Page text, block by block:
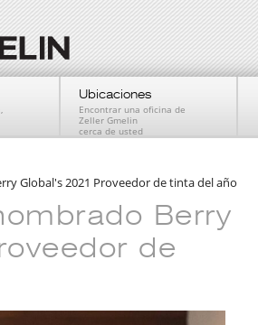
Ubicaciones
Encontrar una oficina de
Zeller Gmelin
cerca de usted
Global's 2021 Proveedor de tinta del año
Berry
de